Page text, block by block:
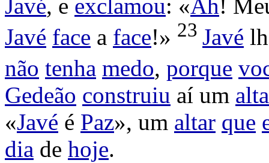
Javé, e exclamou: «Ah!
Javé face a face!» 23 Javé
não tenha medo, porque
Gedeão construiu aí um
«Javé é Paz», um altar que
dia de hoje.